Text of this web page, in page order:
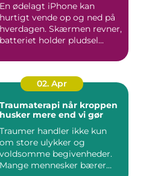
En ødelagt iPhone kan
hurtigt vende op og ned på
hverdagen. Skærmen revner,
batteriet holder pludsel...
02. Apr
Traumaterapi når kroppen
husker mere end vi gør
Traumer handler ikke kun
om store ulykker og
voldsomme begivenheder.
Mange mennesker bærer